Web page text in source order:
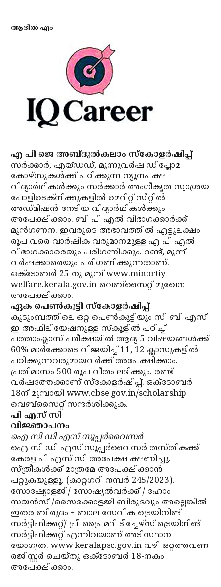
ആദില്‍ എം
എ പി ജെ അബ്ദുല്‍കലാം സ്‌കോളര്‍ഷിപ്പ്
സര്‍ക്കാര്‍, എയ്ഡഡ്, മൂന്നുവര്‍ഷ ഡിപ്ലോമ
കോഴ്‌സുകള്‍ക്ക് പഠിക്കുന്ന ന്യൂനപക്ഷ
വിദ്യാര്‍ഥികള്‍ക്കും സര്‍ക്കാര്‍ അംഗീകൃത സ്വാശ്രയ
പോളിടെക്‌നിക്കുകളില്‍ മെറിറ്റ് സീറ്റില്‍
അഡ്മിഷന്‍ നേടിയ വിദ്യാര്‍ഥികള്‍ക്കും
അപേക്ഷിക്കാം. ബി പി എല്‍ വിഭാഗക്കാര്‍ക്ക്
മുന്‍ഗണന. ഇവരുടെ അഭാവത്തില്‍ എട്ടുലക്ഷം
രൂപ വരെ വാര്‍ഷിക വരുമാനമുള്ള എ പി എല്‍
വിഭാഗക്കാരെയും പരിഗണിക്കും. രണ്ട്, മൂന്ന്
വര്‍ഷക്കാരെയും പരിഗണിക്കുന്നതാണ്.
ഒക്ടോബര്‍ 25 നു മുമ്പ് www.minortiy
welfare.kerala.gov.in വെബ്‌സൈറ്റ് മുഖേന
അപേക്ഷിക്കാം.
ഏക പെണ്‍കുട്ടി സ്‌കോളര്‍ഷിപ്പ്
കുടുംബത്തിലെ ഒറ്റ പെണ്‍കുട്ടിയും സി ബി എസ്
ഇ അഫിലിയേഷനുള്ള സ്‌കൂളില്‍ പഠിച്ച്
പത്താംക്ലാസ് പരീക്ഷയില്‍ ആദ്യ 5 വിഷയങ്ങള്‍ക്ക്
60% മാര്‍ക്കോടെ വിജയിച്ച് 11, 12 ക്ലാസുകളില്‍
പഠിക്കുന്നവരുമായവര്‍ക്ക് അപേക്ഷിക്കാം.
പ്രതിമാസം 500 രൂപ വീതം ലഭിക്കും. രണ്ട്
വര്‍ഷത്തേക്കാണ് സ്‌കോളര്‍ഷിപ്പ്. ഒക്ടോബര്‍
18ന് മുമ്പായി www.cbse.gov.in/scholarship
വെബ്‌സൈറ്റ് സന്ദര്‍ശിക്കുക.
പി എസ് സി
വിജ്ഞാപനം
ഐ സി ഡി എസ് സൂപ്പര്‍വൈസര്‍
ഐ സി ഡി എസ് സൂപ്പര്‍വൈസര്‍ തസ്തികക്ക്
കേരള പി എസ് സി അപേക്ഷ ക്ഷണിച്ചു.
സ്ത്രീകള്‍ക്ക് മാത്രമേ അപേക്ഷിക്കാന്‍
പറ്റുകയുള്ളൂ. (കാറ്റഗറി നമ്പര്‍ 245/2023).
സോഷ്യോളജി/ സോഷ്യല്‍വര്‍ക്ക് / ഹോം
സയന്‍സ് /സൈക്കോളജി ബിരുദവും അല്ലെങ്കില്‍
ഇതര ബിരുദം + ബാല സേവിക ട്രെയിനിങ്
സര്‍ട്ടിഫിക്കറ്റ്/ പ്രീ പ്രൈമറി ടീച്ചേഴ്‌സ് ട്രെയിനിങ്
സര്‍ട്ടിഫിക്കറ്റ് എന്നിവയാണ് അടിസ്ഥാന
യോഗ്യത. www.keralapsc.gov.in വഴി ഒറ്റത്തവണ
രജിസ്റ്റര്‍ ചെയ്തു ഒക്ടോബര്‍ 18-നകം
അപേക്ഷിക്കാം.